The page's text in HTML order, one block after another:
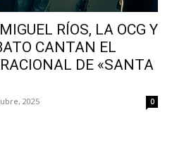
RÍOS, LA OCG Y
CANTAN EL
DE «SANTA
2025 0